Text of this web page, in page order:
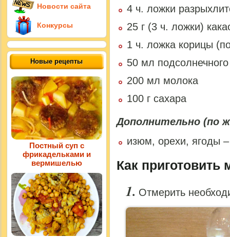
4 ч. ложки
25 г (3 ч. ложки)
1 ч. ложка корицы
50 мл
200 мл молока
100 г сахара
Дополнительно (по
изюм, орехи, ягоды –
Как
Отмерить
Новости сайта
Конкурсы
Новые рецепты
Постный суп с
фрикадельками и
вермишелью